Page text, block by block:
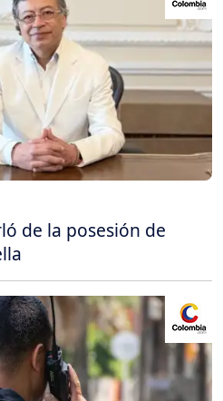
de la posesión de